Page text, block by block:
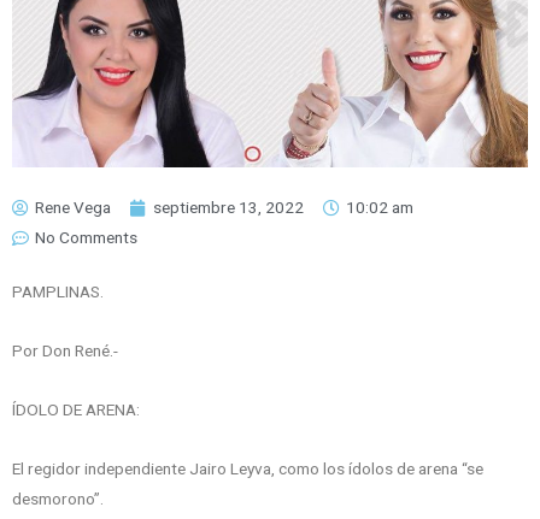
Rene Vega septiembre 13, 2022
10:02 am
No Comments
PAMPLINAS.
Por Don René.-
ÍDOLO DE ARENA:
El regidor independiente Jairo Leyva, como los ídolos de arena “se
desmorono”.